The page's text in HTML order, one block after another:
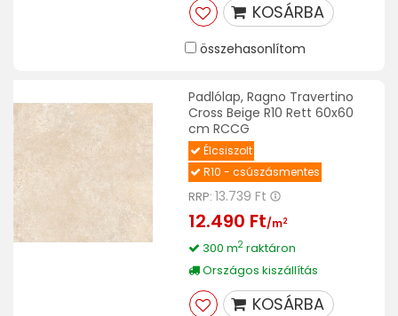
KOSÁRBA
összehasonlítom
Padlólap, Ragno Travertino
Cross Beige R10 Rett 60x60
cm RCCG
Élcsiszolt
R10 - csúszásmentes
RRP: 13.739 Ft
12.490 Ft/m2
300 m2raktáron
Országos kiszállítás
KOSÁRBA